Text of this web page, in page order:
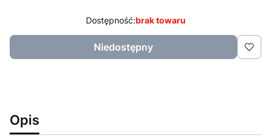
Dostępność:brak towaru
Niedostępny
Opis